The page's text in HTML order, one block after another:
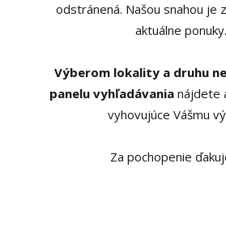
odstránená. Našou snahou je
aktuálne ponuky.
Výberom lokality a druhu
panelu vyhľadávania nájdete
vyhovujúce Vášmu
Za pochopenie